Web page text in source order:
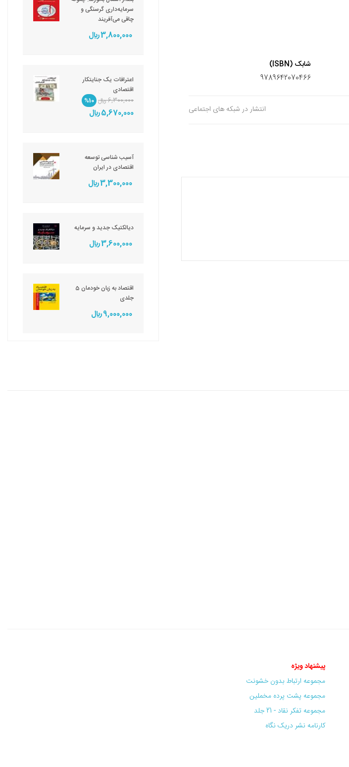
شابک (ISBN)
9789642070466
انتشار در شبکه های اجتماعی
سرمایه‌داری گرسنگی و
چاقی می‌آفریند
3,800,000 ريال
اعترافات یک جنایتکار
اقتصادی
6,300,000 ريال
%10
5,670,000 ريال
آسیب شناسی توسعه
اقتصادی در ایران
3,300,000 ريال
دیالکتیک جدید و سرمایه
3,600,000 ريال
اقتصاد به زبان خودمان 5
جلدی
9,000,000 ريال
پیشنهاد ویژه
مجموعه ارتباط بدون خشونت
مجموعه پشت پرده مخملین
مجموعه تفکر نقاد - 21 جلد
کارنامه نشر دریک نگاه